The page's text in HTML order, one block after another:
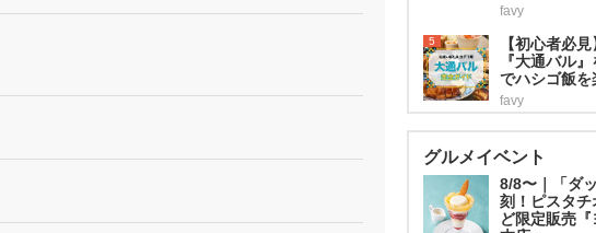
favy
5
【初心者必
『大通バル
でハシゴ飯を
favy
グルメイベント
8/8〜｜「ダ
刻！ピスタ
ど限定販売